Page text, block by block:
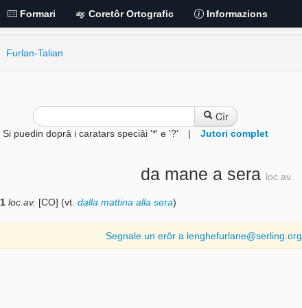
Formari Coretôr Ortografic Informazions
Furlan-Talian
Cîr
Si puedin doprâ i caratars speciâi '*' e '?' | Jutori complet
da mane a sera loc.av.
1 loc.av. [CO] (vt.dalla mattina alla sera)
Segnale un erôr a lenghefurlane@serling.org